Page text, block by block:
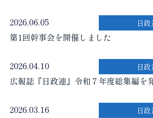
2026.06.05 日
第1回幹事会を開催しました
2026.04.10 日
広報誌『日政連』令和７年度総集編を
2026.03.16 日